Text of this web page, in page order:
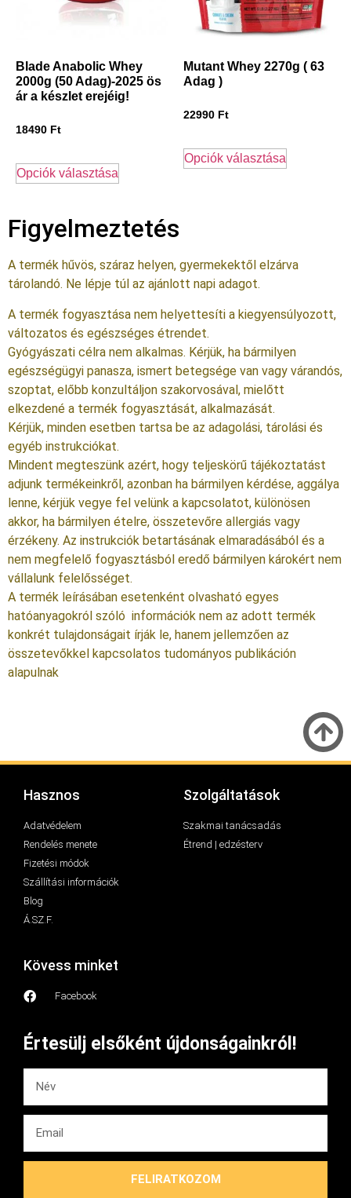
Blade Anabolic Whey
2000g (50 Adag)-2025 ös
ár a készlet erejéig!
18490 Ft
Opciók választása
Mutant Whey 2270g ( 63
Adag )
22990 Ft
Opciók választása
Figyelmeztetés
A termék hűvös, száraz helyen, gyermekektől elzárva
tárolandó. Ne lépje túl az ajánlott napi adagot.
A termék fogyasztása nem helyettesíti a kiegyensúlyozott,
változatos és egészséges étrendet.
Gyógyászati célra nem alkalmas. Kérjük, ha bármilyen
egészségügyi panasza, ismert betegsége van vagy várandós,
szoptat, előbb konzultáljon szakorvosával, mielőtt
elkezdené a termék fogyasztását, alkalmazását.
Kérjük, minden esetben tartsa be az adagolási, tárolási és
egyéb instrukciókat.
Mindent megteszünk azért, hogy teljeskörű tájékoztatást
adjunk termékeinkről, azonban ha bármilyen kérdése, aggálya
lenne, kérjük vegye fel velünk a kapcsolatot, különösen
akkor, ha bármilyen ételre, összetevőre allergiás vagy
érzékeny. Az instrukciók betartásának elmaradásából és a
nem megfelelő fogyasztásból eredő bármilyen károkért nem
vállalunk felelősséget.
A termék leírásában esetenként olvasható egyes
hatóanyagokról szóló információk nem az adott termék
konkrét tulajdonságait írják le, hanem jellemzően az
összetevőkkel kapcsolatos tudományos publikáción
alapulnak
Hasznos
Adatvédelem
Rendelés menete
Fizetési módok
Szállítási információk
Blog
Á.SZ.F.
Szolgáltatások
Szakmai tanácsadás
Étrend | edzésterv
Kövess minket
Facebook
Értesülj elsőként újdonságainkról!
FELIRATKOZOM